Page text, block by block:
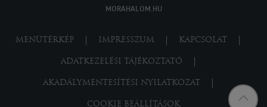
MORAHALOM.HU
MENÜTÉRKÉP IMPRESSZUM KAPCSOLAT
ADATKEZELÉSI TÁJÉKOZTATÓ
AKADÁLYMENTESÍTÉSI NYILATKOZAT
COOKIE BEÁLLÍTÁSOK